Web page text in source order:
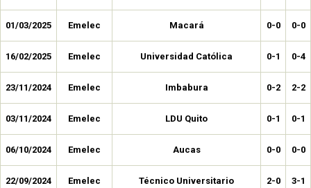
01/03/2025 Emelec Macará 0-0 0-0
16/02/2025 Emelec Universidad Católica 0-1 0-4
23/11/2024 Emelec Imbabura 0-2 2-2
03/11/2024 Emelec LDU Quito 0-1 0-1
06/10/2024 Emelec Aucas 0-0 0-0
22/09/2024 Emelec Técnico Universitario 2-0 3-1